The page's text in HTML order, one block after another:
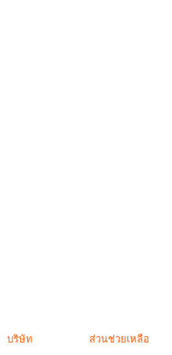
บริษัท ส่วนช่วยเหลือ